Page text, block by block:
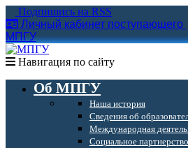
Подпишись на RSS
Личный кабинет поступающего
МПГУ
Навигация по сайту
Об МПГУ
Наша история
Сведения об
Международная
Социальное партнерство